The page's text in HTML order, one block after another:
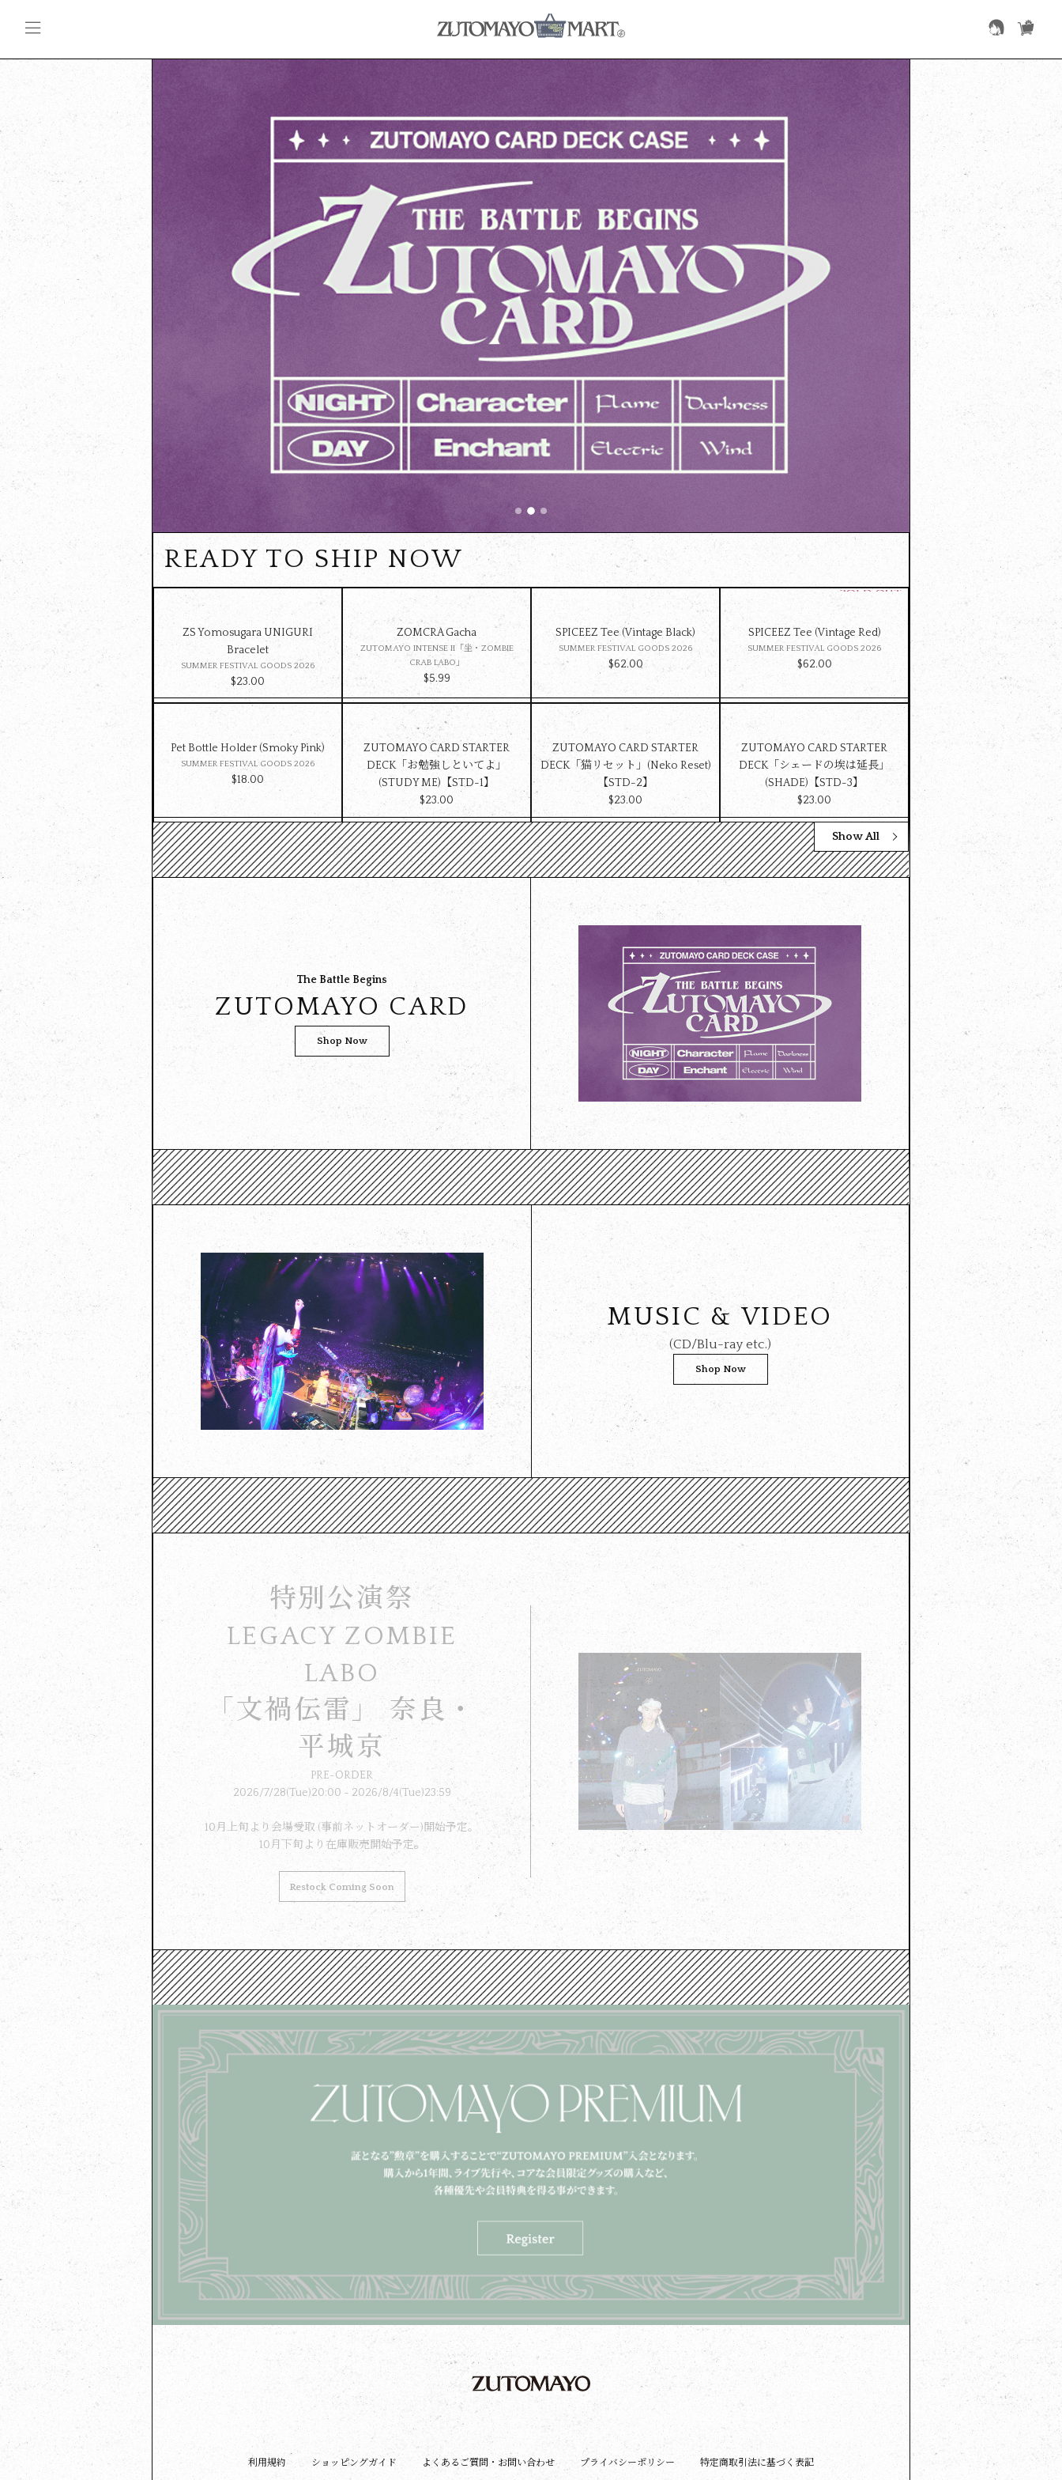
MUSIC & VIDEO
READY TO SHIP NOW
ZS Yomosugara UNIGURI
Bracelet
SUMMER FESTIVAL GOODS 2026
$‌23.00
ZOMCRA Gacha
ZUTOMAYO INTENSE II「坐・ZOMBIE
CRAB LABO」
$‌5.99
SPICEEZ Tee (Vintage Black)
SUMMER FESTIVAL GOODS 2026
$‌62.00
SPICEEZ Tee (Vintage Red)
SUMMER FESTIVAL GOODS 2026
$‌62.00
Pet Bottle Holder (Smoky Pink)
SUMMER FESTIVAL GOODS 2026
$‌18.00
ZUTOMAYO CARD STARTER
DECK「お勉強しといてよ」
(STUDY ME)【STD-1】
$‌23.00
ZUTOMAYO CARD STARTER
DECK「猫リセット」(Neko Reset)
【STD-2】
$‌23.00
ZUTOMAYO CARD STARTER
DECK「シェードの埃は延長」
(SHADE)【STD-3】
$‌23.00
Show All
The Battle Begins
ZUTOMAYO CARD
Shop Now
MUSIC & VIDEO
(CD/Blu-ray etc.)
Shop Now
特別公演祭
LEGACY ZOMBIE
LABO
「文禍伝雷」 奈良・
平城京
PRE-ORDER
2026/7/28(Tue)20:00 - 2026/8/4(Tue)23:59
10月上旬より会場受取 (事前ネットオーダー)開始予定。
10月下旬より在庫販売開始予定。
Restock Coming Soon
利用規約 ショッピングガイド よくあるご質問・お問い合わせ プライバシーポリシー 特定商取引法に基づく表記